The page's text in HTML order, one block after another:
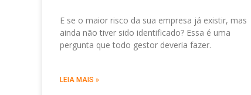
E se o maior risco da sua empresa já existir, mas
ainda não tiver sido identificado? Essa é uma
pergunta que todo gestor deveria fazer.
LEIA MAIS »